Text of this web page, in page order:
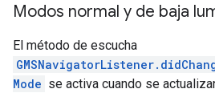
Modos normal y de baja
El método de escucha
Mode se activa cuando se